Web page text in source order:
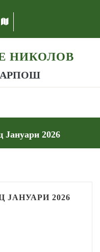
НИКОЛОВ
Јануари 2026
2026